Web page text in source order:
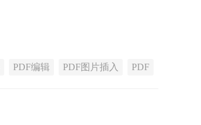
PDF编辑 PDF图片插入 PDF